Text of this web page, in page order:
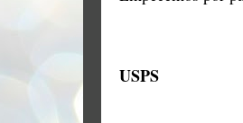
USPS